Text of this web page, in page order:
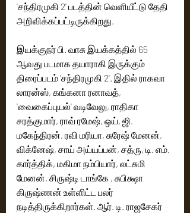
'சந்திரமுகி 2' படத்தின் வெளியீட்டு தேதி
அறிவிக்கப்பட்டிருக்கிறது.
இயக்குநர் பி. வாசு இயக்கத்தில் 65
ஆவது படமாக தயாராகி இருக்கும்
திரைப்படம் 'சந்திரமுகி 2'. இதில் ராகவா
லாரன்ஸ், கங்கனா ரனாவத்,
'வைகைப்புயல்' வடிவேலு, ராதிகா
சரத்குமார், ராவ் ரமேஷ், ஒய். ஜி.
மகேந்திரன், ரவி மரியா, சுரேஷ் மேனன்,
விக்னேஷ், சாய் அய்யப்பன், சத்ரு, டி. எம்.
கார்த்திக், மகிமா நம்பியார், லட்சுமி
மேனன், சிருஷ்டி டாங்கே , சுபிக்ஷா
கிருஷ்ணன் உள்ளிட்ட பலர்
நடித்திருக்கிறார்கள். ஆர். டி. ராஜசேகர்